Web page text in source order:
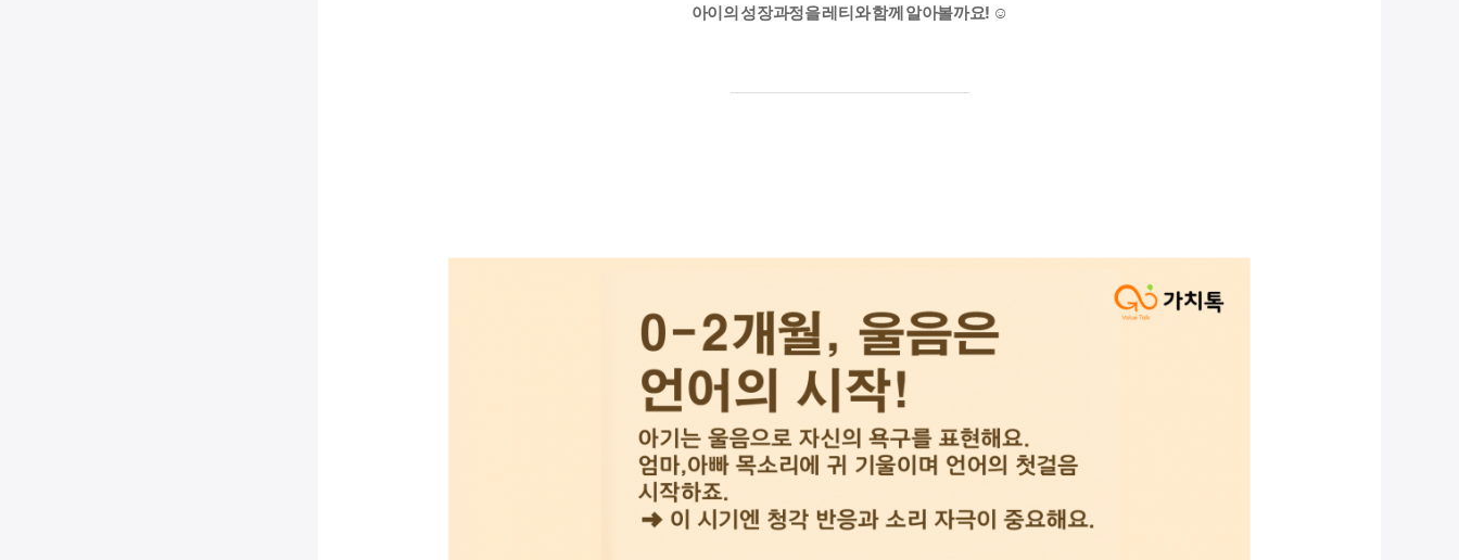
아이의 성장과정을 레티와 함께 알아볼까요! ☺️